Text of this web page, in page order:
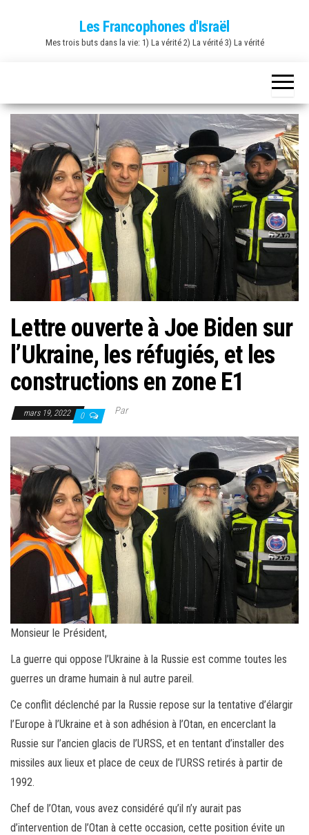
Les Francophones d'Israël
Mes trois buts dans la vie: 1) La vérité 2) La vérité 3) La vérité
Lettre ouverte à Joe Biden sur
l’Ukraine, les réfugiés, et les
constructions en zone E1
mars 19, 2022 0 Par
Monsieur le Président,
La guerre qui oppose l’Ukraine à la Russie est comme toutes les
guerres un drame humain à nul autre pareil.
Ce conflit déclenché par la Russie repose sur la tentative d’élargir
l’Europe à l’Ukraine et à son adhésion à l’Otan, en encerclant la
Russie sur l’ancien glacis de l’URSS, et en tentant d’installer des
missiles aux lieux et place de ceux de l’URSS retirés à partir de
1992.
Chef de l’Otan, vous avez considéré qu’il n’y aurait pas
d’intervention de l’Otan à cette occasion, cette position évite un